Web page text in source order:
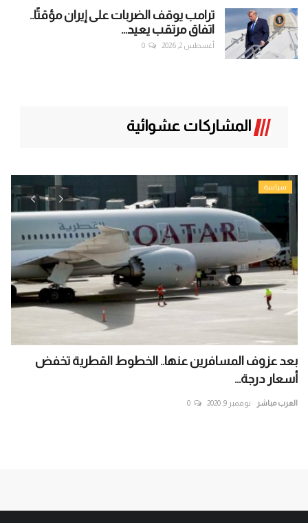
ترامب يوقف الضربات على إيران مؤقتًا..
اتفاق مرتقب يعيد...
أغسطس 2, 2026 0
المشاركات عشوائية
سياسة
بعد عزوف المسافرين عنها.. الخطوط القطرية تخفض
أسعار درجة...
العرب مباشر نوفمبر 9, 2020 0